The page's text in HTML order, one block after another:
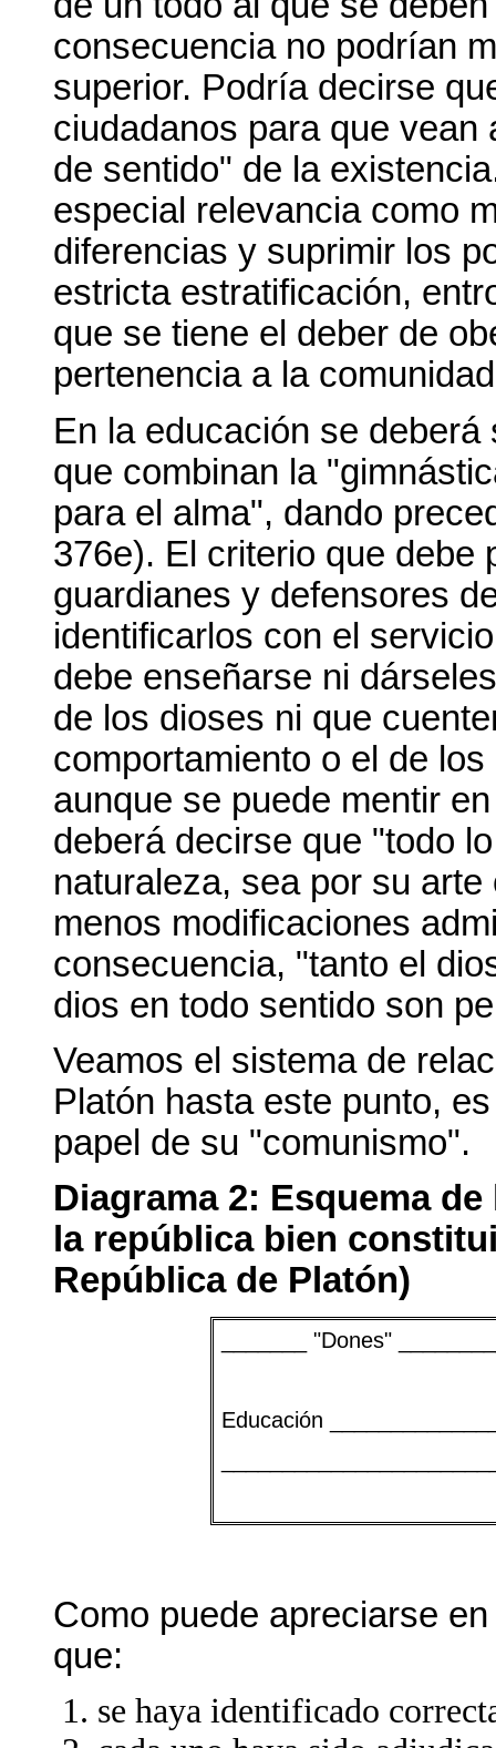
consecuencia no podrían
superior. Podría decirse
ciudadanos para que
de sentido" de la
especial relevancia como
diferencias y suprimir los
estricta estratificación,
que se tiene el deber de
pertenencia a la
En la educación se
que combinan la
para el alma", dando
376e). El criterio que debe
guardianes y defensores
identificarlos con el
debe enseñarse ni
de los dioses ni que
comportamiento o el de
aunque se puede mentir
deberá decirse que "todo
naturaleza, sea por su
menos modificaciones
consecuencia, "tanto el
dios en todo sentido son
Veamos el sistema de
Platón hasta este punto,
papel de su "comunismo".
Diagrama 2: Esquema
la república bien
República de Platón)
_______ "Dones"
Educación
Como puede apreciarse
que:
se haya identificado